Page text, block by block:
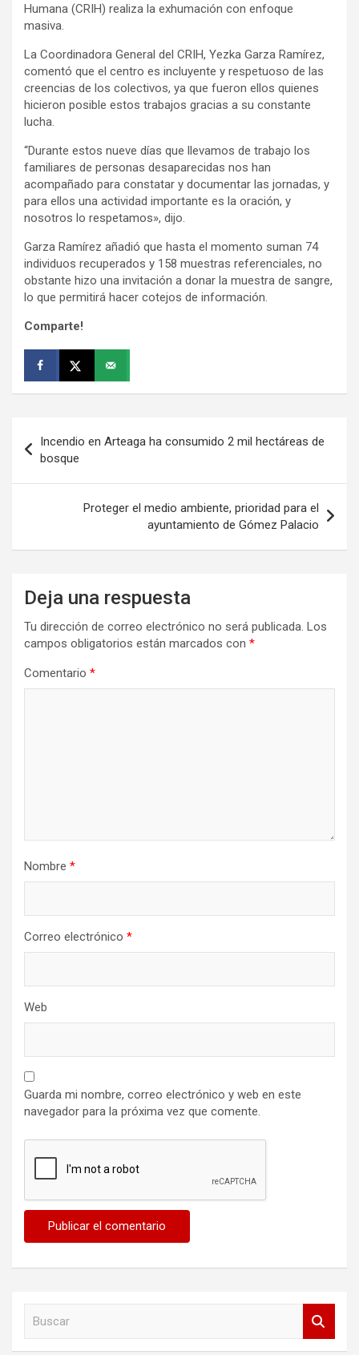
Humana (CRIH) realiza la exhumación con enfoque
masiva.
La Coordinadora General del CRIH, Yezka Garza Ramírez,
comentó que el centro es incluyente y respetuoso de las
creencias de los colectivos, ya que fueron ellos quienes
hicieron posible estos trabajos gracias a su constante
lucha.
“Durante estos nueve días que llevamos de trabajo los
familiares de personas desaparecidas nos han
acompañado para constatar y documentar las jornadas, y
para ellos una actividad importante es la oración, y
nosotros lo respetamos», dijo.
Garza Ramírez añadió que hasta el momento suman 74
individuos recuperados y 158 muestras referenciales, no
obstante hizo una invitación a donar la muestra de sangre,
lo que permitirá hacer cotejos de información.
Comparte!
de
entradas
Incendio en Arteaga ha consumido 2 mil hectáreas de
bosque
Proteger el medio ambiente, prioridad para el
ayuntamiento de Gómez Palacio
Deja una respuesta
Tu dirección de correo electrónico no será publicada. Los
campos obligatorios están marcados con *
Comentario *
Nombre *
Correo electrónico *
Web
Guarda mi nombre, correo electrónico y web en este
navegador para la próxima vez que comente.